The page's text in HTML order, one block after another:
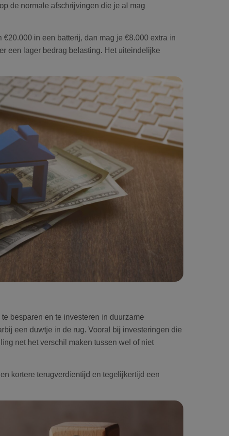
de normale afschrijvingen die je al mag
in een batterij, dan mag je €8.000 extra in
een lager bedrag belasting. Het uiteindelijke
besparen en te investeren in duurzame
een duwtje in de rug. Vooral bij investeringen die
net het verschil maken tussen wel of niet
kortere terugverdientijd en tegelijkertijd een
Google Privacy Policy